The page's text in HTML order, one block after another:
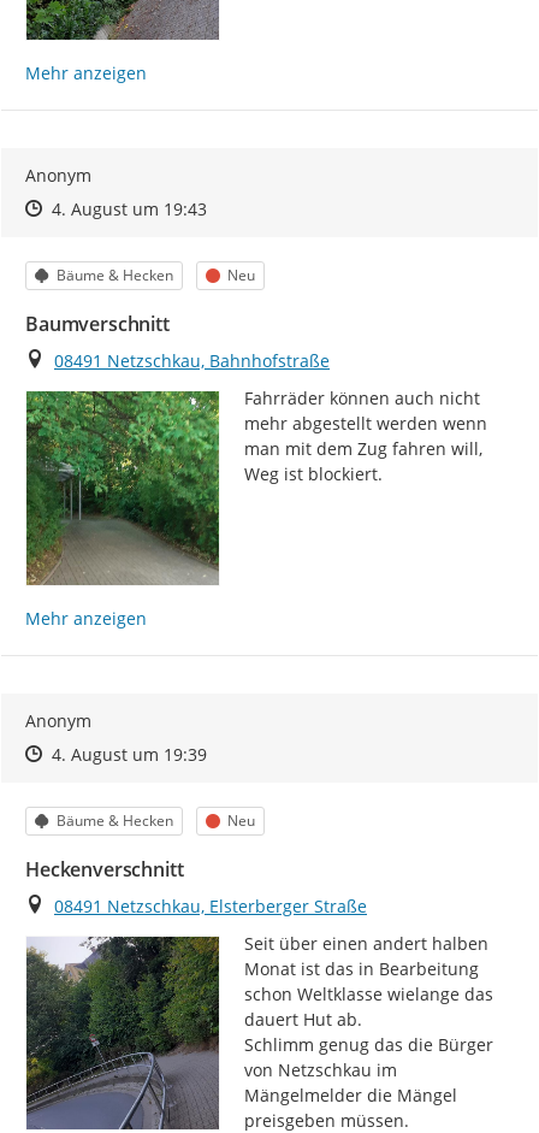
Mehr anzeigen
Anonym
Zeitpunkt des Erstellens
Zeitpunkt des Erstellens
4. August um 19:43Zur Äußerung
Kategorie
Bäume & Hecken Status
Neu
Baumverschnitt
Ort
08491 Netzschkau, Bahnhofstraße
Fahrräder können auch nicht
mehr abgestellt werden wenn
man mit dem Zug fahren will,
Weg ist blockiert.
Mehr anzeigen
Anonym
Zeitpunkt des Erstellens
Zeitpunkt des Erstellens
4. August um 19:39Zur Äußerung
Kategorie
Bäume & Hecken Status
Neu
Heckenverschnitt
Ort
08491 Netzschkau, Elsterberger Straße
Seit über einen andert halben
Monat ist das in Bearbeitung
schon Weltklasse wielange das
dauert Hut ab.
Schlimm genug das die Bürger
von Netzschkau im
Mängelmelder die Mängel
preisgeben müssen.